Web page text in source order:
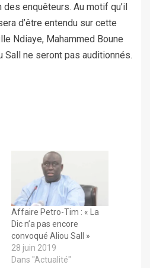
enquêteurs. Au motif qu’il
d’être entendu sur cette
Ndiaye, Mahammed Boune
Sall ne seront pas auditionnés.
Affaire Petro-Tim : « La
Dic n’a pas encore
convoqué Aliou Sall »
28 juin 2019
Dans "Actualité"